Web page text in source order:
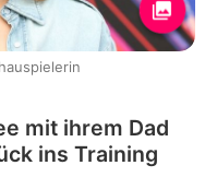
mit ihrem Dad
ins Training